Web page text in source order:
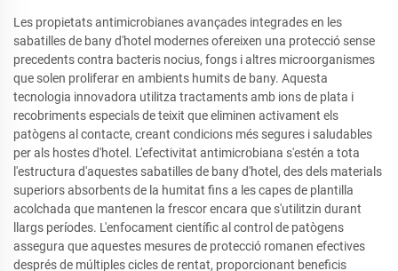
Les propietats antimicrobianes avançades integrades en les
sabatilles de bany d'hotel modernes ofereixen una protecció sense
precedents contra bacteris nocius, fongs i altres microorganismes
que solen proliferar en ambients humits de bany. Aquesta
tecnologia innovadora utilitza tractaments amb ions de plata i
recobriments especials de teixit que eliminen activament els
patògens al contacte, creant condicions més segures i saludables
per als hostes d'hotel. L'efectivitat antimicrobiana s'estén a tota
l'estructura d'aquestes sabatilles de bany d'hotel, des dels materials
superiors absorbents de la humitat fins a les capes de plantilla
acolchada que mantenen la frescor encara que s'utilitzin durant
llargs períodes. L'enfocament científic al control de patògens
assegura que aquestes mesures de protecció romanen efectives
després de múltiples cicles de rentat, proporcionant beneficis